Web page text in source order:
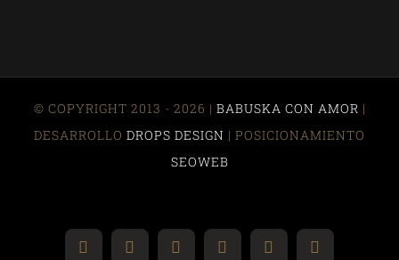
© COPYRIGHT 2013 - 2026 | BABUSKA CON AMOR |
DESARROLLO DROPS DESIGN | POSICIONAMIENTO
SEOWEB
InstagramYouTubeFacebookCorreo Pinterest